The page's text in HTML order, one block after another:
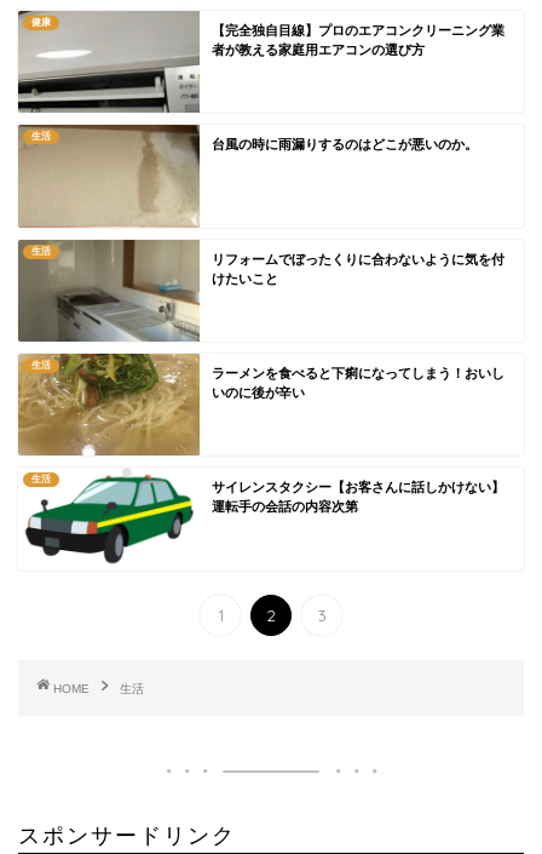
健康
【完全独自目線】プロのエアコンクリーニング業
者が教える家庭用エアコンの選び方
生活
台風の時に雨漏りするのはどこが悪いのか。
生活
リフォームでぼったくりに合わないように気を付
けたいこと
生活
ラーメンを食べると下痢になってしまう！おいし
いのに後が辛い
生活
サイレンスタクシー【お客さんに話しかけない】
運転手の会話の内容次第
1 2 3
HOME 生活
スポンサードリンク